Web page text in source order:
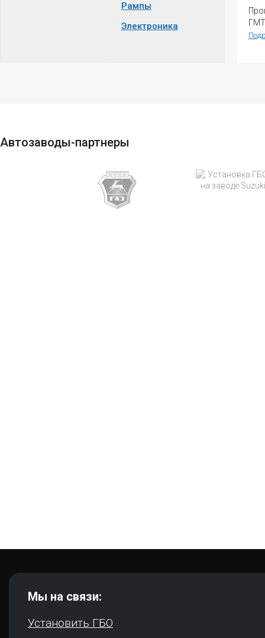
Рампы
Электроника
Автозаводы-партнеры
Мы на связи:
Установить ГБО